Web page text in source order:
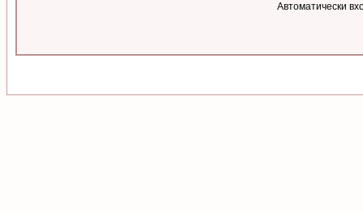
Автоматически